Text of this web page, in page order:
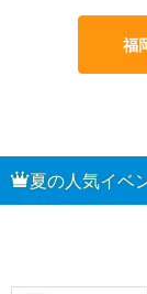
福
夏の人気イベ